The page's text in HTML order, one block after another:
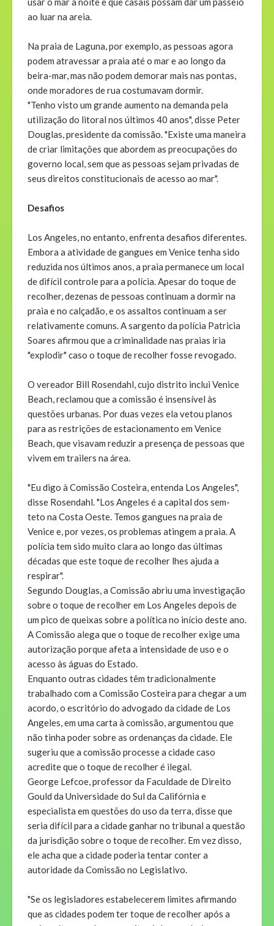
ao luar na areia.
Na praia de Laguna, por exemplo, as pessoas agora
podem atravessar a praia até o mar e ao longo da
beira-mar, mas não podem demorar mais nas pontas,
onde moradores de rua costumavam dormir.
"Tenho visto um grande aumento na demanda pela
utilização do litoral nos últimos 40 anos", disse Peter
Douglas, presidente da comissão. "Existe uma maneira
de criar limitações que abordem as preocupações do
governo local, sem que as pessoas sejam privadas de
seus direitos constitucionais de acesso ao mar".
Desafios
Los Angeles, no entanto, enfrenta desafios diferentes.
Embora a atividade de gangues em Venice tenha sido
reduzida nos últimos anos, a praia permanece um local
de difícil controle para a polícia. Apesar do toque de
recolher, dezenas de pessoas continuam a dormir na
praia e no calçadão, e os assaltos continuam a ser
relativamente comuns. A sargento da polícia Patricia
Soares afirmou que a criminalidade nas praias iria
"explodir" caso o toque de recolher fosse revogado.
O vereador Bill Rosendahl, cujo distrito inclui Venice
Beach, reclamou que a comissão é insensível às
questões urbanas. Por duas vezes ela vetou planos
para as restrições de estacionamento em Venice
Beach, que visavam reduzir a presença de pessoas que
vivem em trailers na área.
"Eu digo à Comissão Costeira, entenda Los Angeles",
disse Rosendahl. "Los Angeles é a capital dos sem-
teto na Costa Oeste. Temos gangues na praia de
Venice e, por vezes, os problemas atingem a praia. A
polícia tem sido muito clara ao longo das últimas
décadas que este toque de recolher lhes ajuda a
respirar".
Segundo Douglas, a Comissão abriu uma investigação
sobre o toque de recolher em Los Angeles depois de
um pico de queixas sobre a política no início deste ano.
A Comissão alega que o toque de recolher exige uma
autorização porque afeta a intensidade de uso e o
acesso às águas do Estado.
Enquanto outras cidades têm tradicionalmente
trabalhado com a Comissão Costeira para chegar a um
acordo, o escritório do advogado da cidade de Los
Angeles, em uma carta à comissão, argumentou que
não tinha poder sobre as ordenanças da cidade. Ele
sugeriu que a comissão processe a cidade caso
acredite que o toque de recolher é ilegal.
George Lefcoe, professor da Faculdade de Direito
Gould da Universidade do Sul da Califórnia e
especialista em questões do uso da terra, disse que
seria difícil para a cidade ganhar no tribunal a questão
da jurisdição sobre o toque de recolher. Em vez disso,
ele acha que a cidade poderia tentar conter a
autoridade da Comissão no Legislativo.
"Se os legisladores estabelecerem limites afirmando
que as cidades podem ter toque de recolher após a